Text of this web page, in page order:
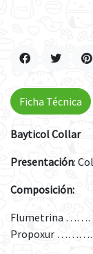
Bayticol Collar
Presentación:
Composición:
Flumetrina
Propoxur
Ficha Técnica